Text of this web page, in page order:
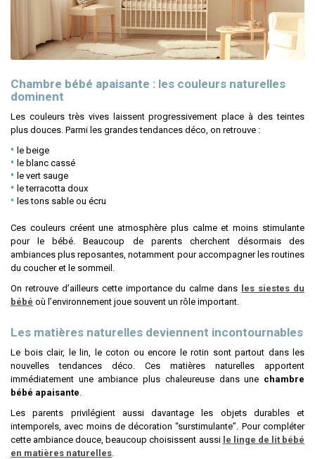
Chambre bébé apaisante : les couleurs naturelles
dominent
Les couleurs très vives laissent progressivement place à des teintes
plus douces. Parmi les grandes tendances déco, on retrouve :
le beige
le blanc cassé
le vert sauge
le terracotta doux
les tons sable ou écru
Ces couleurs créent une atmosphère plus calme et moins stimulante
pour le bébé. Beaucoup de parents cherchent désormais des
ambiances plus reposantes, notamment pour accompagner les routines
du coucher et le sommeil.
On retrouve d’ailleurs cette importance du calme dans
les siestes du
bébé où l’environnement joue souvent un rôle important.
Les matières naturelles deviennent incontournables
Le bois clair, le lin, le coton ou encore le rotin sont partout dans les
nouvelles tendances déco. Ces matières naturelles apportent
immédiatement une ambiance plus chaleureuse dans une chambre
bébé apaisante.
Les parents privilégient aussi davantage les objets durables et
intemporels, avec moins de décoration “surstimulante”. Pour compléter
cette ambiance douce, beaucoup choisissent aussi le linge de lit bébé
en matières naturelles.